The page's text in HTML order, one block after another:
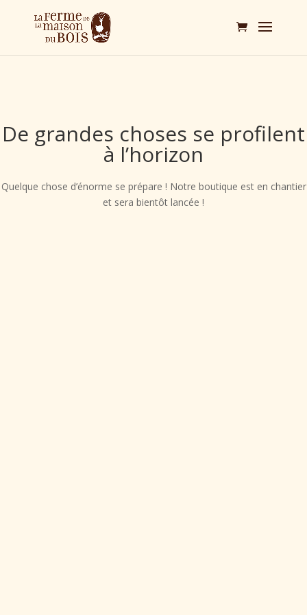
De grandes choses se profilent
à l’horizon
Quelque chose d’énorme se prépare ! Notre boutique est en chantier
et sera bientôt lancée !